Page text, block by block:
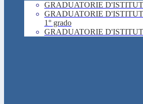
GRADUATORIE
GRADUATORIE
1° grado
GRADUATORIE